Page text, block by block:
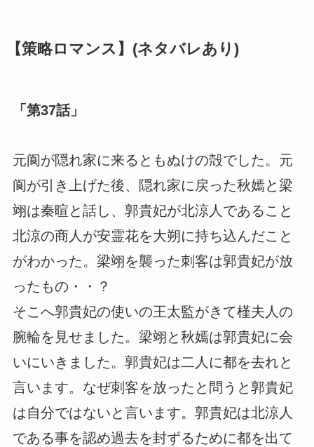
【策略ロマンス】(ネタバレあり)
「第37話」
元阆が隠れ家に来るともぬけの殻でした。元
阆が引き上げた後、隠れ家に戻った秋嫣と梁
翊は秦暄と話し、郭貴妃が北涼人であること
北涼の商人が安霊花を大朔に持ち込んだこと
がわかった。梁翊を襲った刺客は郭貴妃が放
ったもの・・？
そこへ郭貴妃の使いの王太監がきて槿夫人の
腕輪を見せました。梁翊と秋嫣は郭貴妃に会
いにいきました。郭貴妃は二人に都を去れと
言います。なぜ刺客を放ったと問うと郭貴妃
は自分ではないと言います。郭貴妃は北涼人
である事を認め過去を封ずるために都を出て